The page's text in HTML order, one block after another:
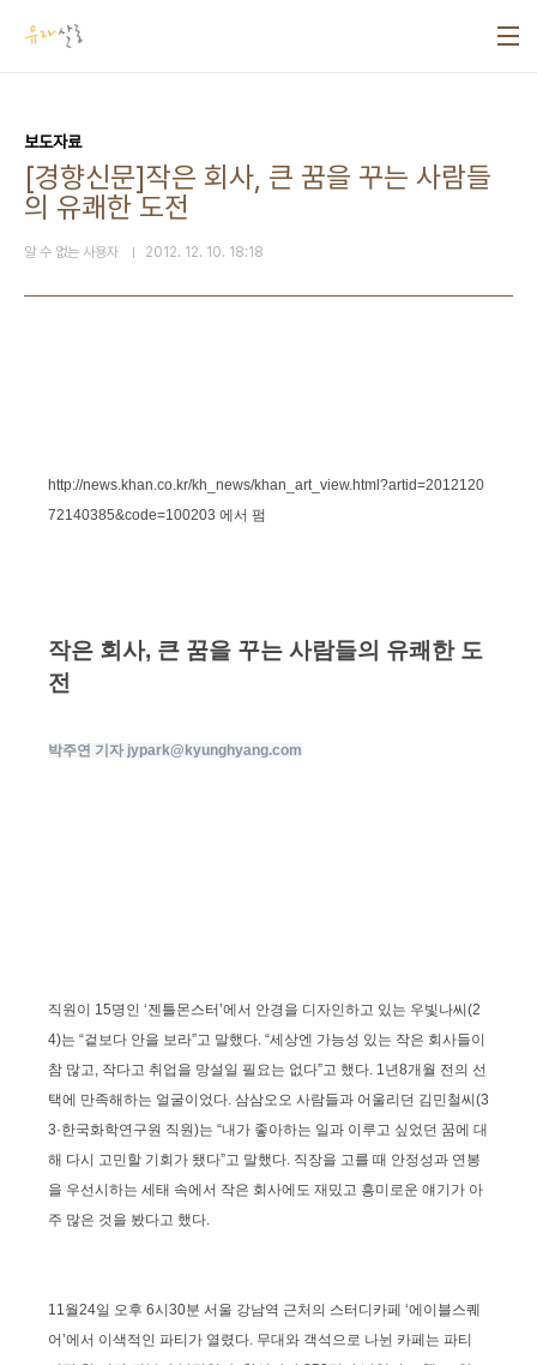
보도자료
[경향신문]작은 회사, 큰 꿈을 꾸는 사람들
의 유쾌한 도전
알 수 없는 사용자 2012. 12. 10. 18:18
http://news.khan.co.kr/kh_news/khan_art_view.html?artid=2012120
72140385&code=100203 에서 펌
작은 회사, 큰 꿈을 꾸는 사람들의 유쾌한 도
전
박주연 기자 jypark@kyunghyang.com
직원이 15명인 ‘젠틀몬스터’에서 안경을 디자인하고 있는 우빛나씨(2
4)는 “겉보다 안을 보라”고 말했다. “세상엔 가능성 있는 작은 회사들이
참 많고, 작다고 취업을 망설일 필요는 없다”고 했다. 1년8개월 전의 선
택에 만족해하는 얼굴이었다. 삼삼오오 사람들과 어울리던 김민철씨(3
3·한국화학연구원 직원)는 “내가 좋아하는 일과 이루고 싶었던 꿈에 대
해 다시 고민할 기회가 됐다”고 말했다. 직장을 고를 때 안정성과 연봉
을 우선시하는 세태 속에서 작은 회사에도 재밌고 흥미로운 얘기가 아
주 많은 것을 봤다고 했다.
11월24일 오후 6시30분 서울 강남역 근처의 스터디카페 ‘에이블스퀘
어’에서 이색적인 파티가 열렸다. 무대와 객석으로 나뉜 카페는 파티